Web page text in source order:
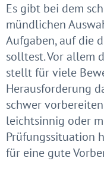
Es gibt bei dem
mündlichen
Aufgaben, auf die
solltest. Vor allem
stellt für viele
Herausforderung
schwer
leichtsinnig oder
Prüfungssituation
für eine gute